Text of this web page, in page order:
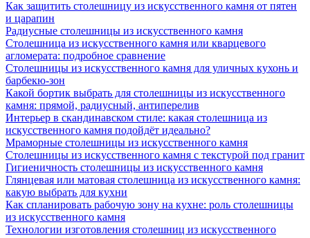
Как защитить столешницу из искусственного камня от пятен
и царапин
Радиусные столешницы из искусственного камня
Столешница из искусственного камня или кварцевого
агломерата: подробное сравнение
Столешницы из искусственного камня для уличных кухонь и
барбекю-зон
Какой бортик выбрать для столешницы из искусственного
камня: прямой, радиусный, антиперелив
Интерьер в скандинавском стиле: какая столешница из
искусственного камня подойдёт идеально?
Мраморные столешницы из искусственного камня
Столешницы из искусственного камня с текстурой под гранит
Гигиеничность столешницы из искусственного камня
Глянцевая или матовая столешница из искусственного камня:
какую выбрать для кухни
Как спланировать рабочую зону на кухне: роль столешницы
из искусственного камня
Технологии изготовления столешниц из искусственного